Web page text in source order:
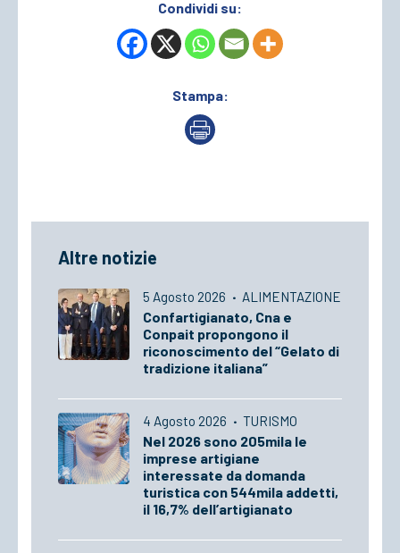
Condividi su:
Stampa:
Altre notizie
5 Agosto 2026 · ALIMENTAZIONE
Confartigianato, Cna e
Conpait propongono il
riconoscimento del “Gelato di
tradizione italiana”
4 Agosto 2026 · TURISMO
Nel 2026 sono 205mila le
imprese artigiane
interessate da domanda
turistica con 544mila addetti,
il 16,7% dell’artigianato